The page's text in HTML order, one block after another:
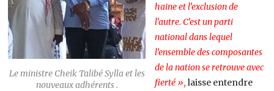
Le ministre Cheik Talibé Sylla et les
nouveaux adhérents .
haine et l’exclusion de
l’autre. C’est un parti
national dans lequel
l’ensemble des composantes
de la nation se retrouve avec
fierté », laisse entendre